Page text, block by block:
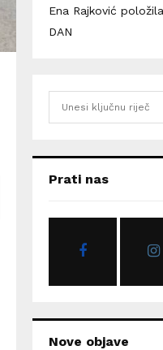
Ena Rajković
DAN
h
o
Prati nas
Nove objave